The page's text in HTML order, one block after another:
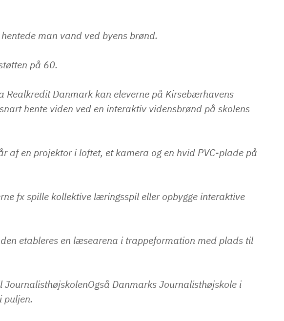
man vand ved byens brønd.
på 60.
Realkredit Danmark kan eleverne på Kirsebærhavens
hente viden ved en interaktiv vidensbrønd på skolens
af en projektor i loftet, et kamera og en hvid PVC-plade på
fx spille kollektive læringsspil eller opbygge interaktive
etableres en læsearena i trappeformation med plads til
JournalisthøjskolenOgså Danmarks Journalisthøjskole i
puljen.